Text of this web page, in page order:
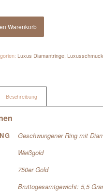
Warenkorb
Luxus Diamantringe, Luxusschmuck
Beschreibung
Geschwungener Ring mit
Weißgold
750er Gold
Bruttogesamtgewicht: 5,5